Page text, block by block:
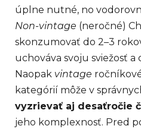
úplne nutné, no
Non-vintage (neročné)
skonzumovať do 2–3
uchováva svoju sviežosť
Naopak vintage
kategórií môže v
vyzrievať aj desaťročie
jeho komplexnosť. Pred